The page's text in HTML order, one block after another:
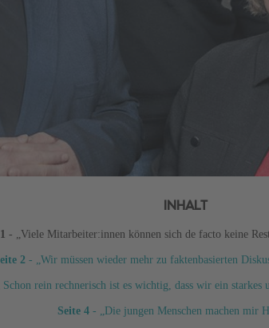
INHALT
- „Viele Mitarbeiter:innen können sich de facto keine
2 - „Wir müssen wieder mehr zu faktenbasierten
Schon rein rechnerisch ist es wichtig, dass wir ein starkes
Seite 4- „Die jungen Menschen machen mir